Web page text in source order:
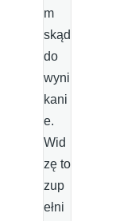
m
skąd
do
wyni
kani
e.
Wid
zę to
zup
ełni